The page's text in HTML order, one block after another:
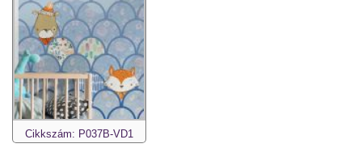
Cikkszám: P037B-VD1